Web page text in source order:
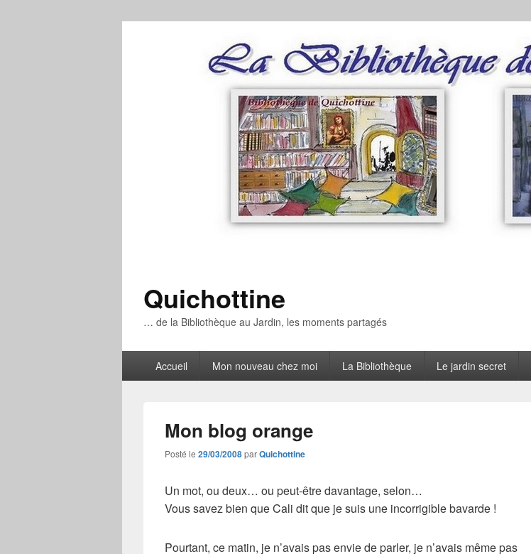
Quichottine
… de la Bibliothèque au Jardin, les moments partagés
principalAccueil Mon nouveau chez moi La Bibliothèque Le jardin secret
Mon blog orange
Posté le 29/03/2008parQuichottine
Un mot, ou deux… ou peut-être davantage, selon…
Vous savez bien que Cali dit que je suis une incorrigible bavarde !
Pourtant, ce matin, je n’avais pas envie de parler, je n’avais même pas